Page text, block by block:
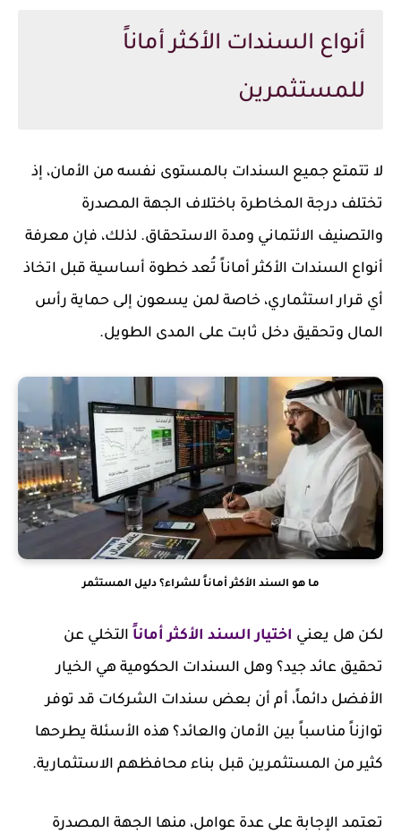
أنواع السندات الأكثر أماناً
للمستثمرين
لا تتمتع جميع السندات بالمستوى نفسه من الأمان، إذ
تختلف درجة المخاطرة باختلاف الجهة المصدرة
والتصنيف الائتماني ومدة الاستحقاق. لذلك، فإن معرفة
أنواع السندات الأكثر أماناً تُعد خطوة أساسية قبل اتخاذ
أي قرار استثماري، خاصة لمن يسعون إلى حماية رأس
المال وتحقيق دخل ثابت على المدى الطويل.
ما هو السند الأكثر أماناً للشراء؟ دليل المستثمر
لكن هل يعني اختيار السند الأكثر أماناً التخلي عن
تحقيق عائد جيد؟ وهل السندات الحكومية هي الخيار
الأفضل دائماً، أم أن بعض سندات الشركات قد توفر
توازناً مناسباً بين الأمان والعائد؟ هذه الأسئلة يطرحها
كثير من المستثمرين قبل بناء محافظهم الاستثمارية.
تعتمد الإجابة على عدة عوامل، منها الجهة المصدرة